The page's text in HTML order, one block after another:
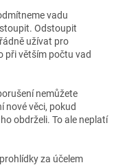
vadu
Odstoupit
užívat pro
při větším počtu vad
nemůžete
nové věci, pokud
obdrželi. To ale neplatí
za účelem